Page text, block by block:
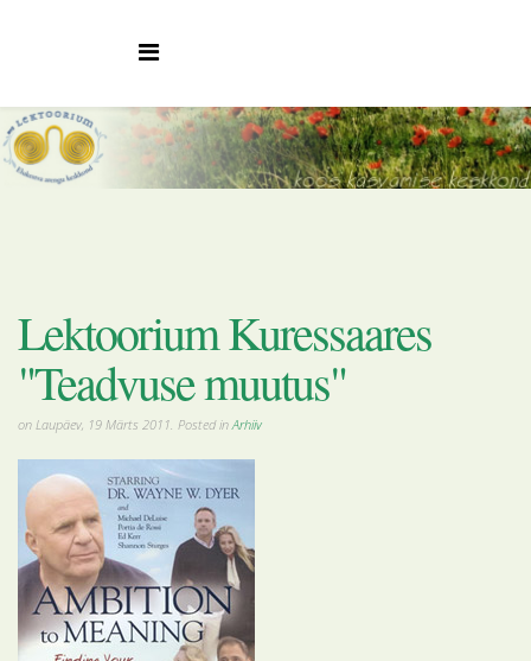
Lektoorium Kuressaares
"Teadvuse muutus"
on Laupäev, 19 Märts 2011. Posted inArhiiv